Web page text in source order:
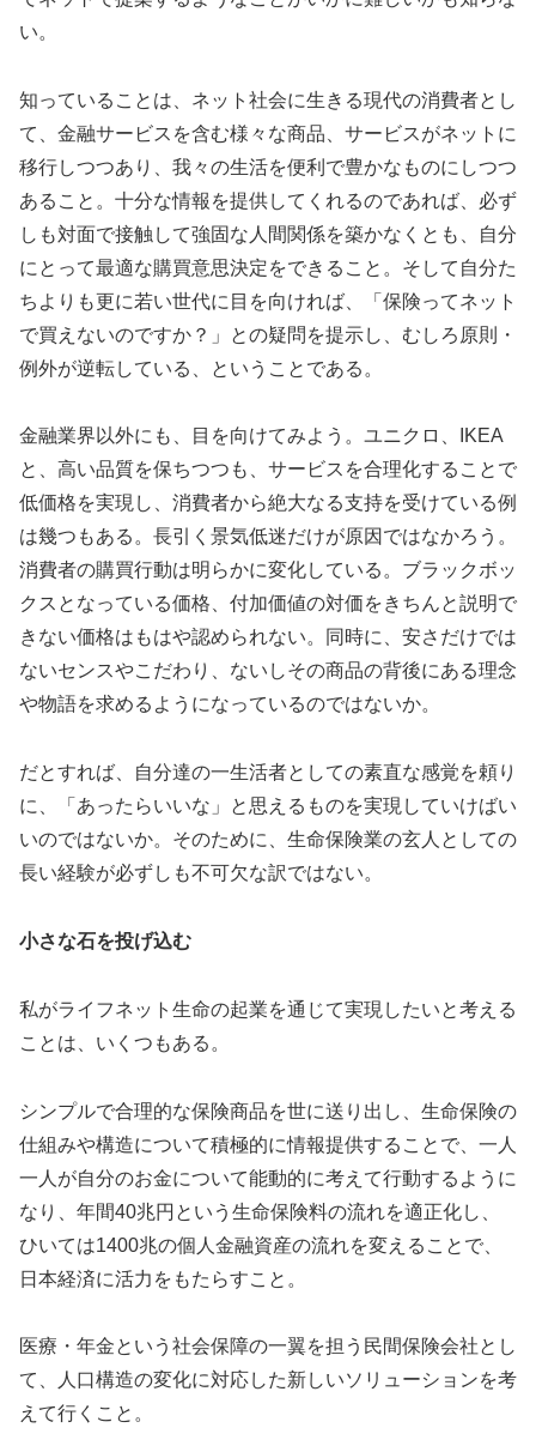
い。
知っていることは、ネット社会に生きる現代の消費者とし
て、金融サービスを含む様々な商品、サービスがネットに
移行しつつあり、我々の生活を便利で豊かなものにしつつ
あること。十分な情報を提供してくれるのであれば、必ず
しも対面で接触して強固な人間関係を築かなくとも、自分
にとって最適な購買意思決定をできること。そして自分た
ちよりも更に若い世代に目を向ければ、「保険ってネット
で買えないのですか？」との疑問を提示し、むしろ原則・
例外が逆転している、ということである。
金融業界以外にも、目を向けてみよう。ユニクロ、IKEA
と、高い品質を保ちつつも、サービスを合理化することで
低価格を実現し、消費者から絶大なる支持を受けている例
は幾つもある。長引く景気低迷だけが原因ではなかろう。
消費者の購買行動は明らかに変化している。ブラックボッ
クスとなっている価格、付加価値の対価をきちんと説明で
きない価格はもはや認められない。同時に、安さだけでは
ないセンスやこだわり、ないしその商品の背後にある理念
や物語を求めるようになっているのではないか。
だとすれば、自分達の一生活者としての素直な感覚を頼り
に、「あったらいいな」と思えるものを実現していけばい
いのではないか。そのために、生命保険業の玄人としての
長い経験が必ずしも不可欠な訳ではない。
小さな石を投げ込む
私がライフネット生命の起業を通じて実現したいと考える
ことは、いくつもある。
シンプルで合理的な保険商品を世に送り出し、生命保険の
仕組みや構造について積極的に情報提供することで、一人
一人が自分のお金について能動的に考えて行動するように
なり、年間40兆円という生命保険料の流れを適正化し、
ひいては1400兆の個人金融資産の流れを変えることで、
日本経済に活力をもたらすこと。
医療・年金という社会保障の一翼を担う民間保険会社とし
て、人口構造の変化に対応した新しいソリューションを考
えて行くこと。